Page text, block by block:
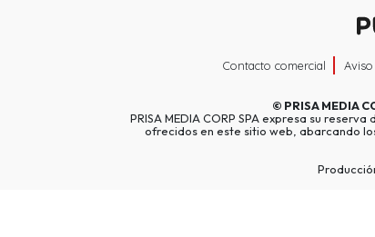
Contacto comercial
© PRISA MEDIA
PRISA MEDIA CORP SPA expresa su
ofrecidos en este sitio web, abarcando